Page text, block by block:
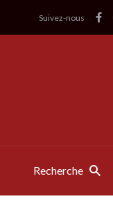
Suivez-nous
Recherche